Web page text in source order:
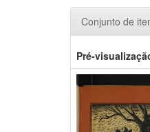
Conjunto de
Pré-